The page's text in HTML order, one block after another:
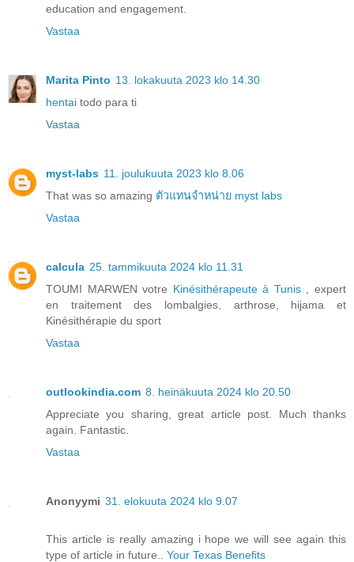
education and engagement.
Vastaa
Marita Pinto 13. lokakuuta 2023 klo 14.30
hentai todo para ti
Vastaa
myst-labs 11. joulukuuta 2023 klo 8.06
That was so amazing ตัวแทนจำหน่าย myst labs
Vastaa
calcula 25. tammikuuta 2024 klo 11.31
TOUMI MARWEN votre Kinésithérapeute à Tunis, expert
en traitement des lombalgies, arthrose, hijama et
Kinésithérapie du sport
Vastaa
outlookindia.com 8. heinäkuuta 2024 klo 20.50
Appreciate you sharing, great article post. Much thanks
again. Fantastic.
Vastaa
Anonyymi 31. elokuuta 2024 klo 9.07
This article is really amazing i hope we will see again this
type of article in future.. Your Texas Benefits